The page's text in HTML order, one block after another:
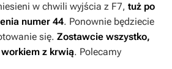
w chwili wyjścia z F7, tuż po
numer 44. Ponownie będziecie
się. Zostawcie wszystko,
z krwią. Polecamy